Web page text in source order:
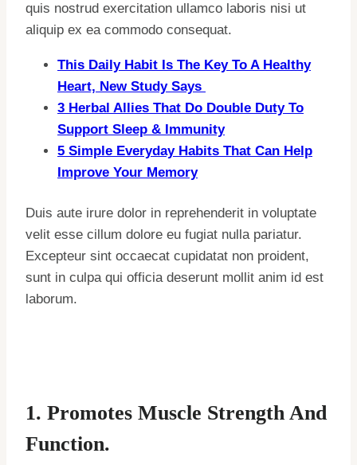
quis nostrud exercitation ullamco laboris nisi ut
aliquip ex ea commodo consequat.
This Daily Habit Is The Key To A Healthy
Heart, New Study Says
3 Herbal Allies That Do Double Duty To
Support Sleep & Immunity
5 Simple Everyday Habits That Can Help
Improve Your Memory
Duis aute irure dolor in reprehenderit in voluptate
velit esse cillum dolore eu fugiat nulla pariatur.
Excepteur sint occaecat cupidatat non proident,
sunt in culpa qui officia deserunt mollit anim id est
laborum.
1. Promotes Muscle Strength And
Function.